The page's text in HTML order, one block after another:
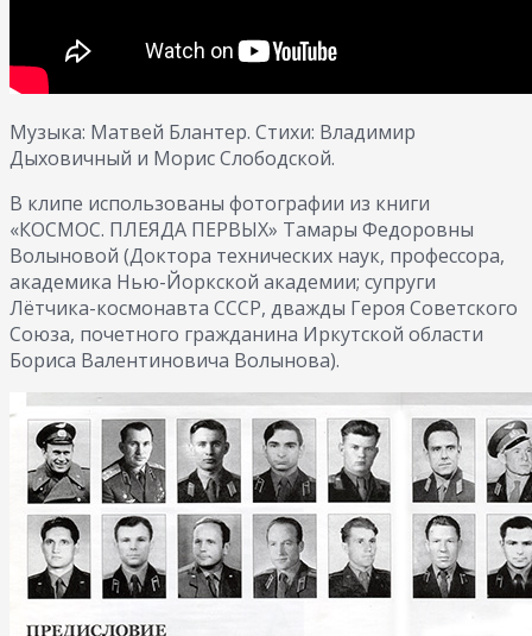
Музыка: Матвей Блантер. Стихи: Владимир
Дыховичный и Морис Слободской.
В клипе использованы фотографии из книги
«КОСМОС. ПЛЕЯДА ПЕРВЫХ» Тамары Федоровны
Волыновой (Доктора технических наук, профессора,
академика Нью-Йоркской академии; супруги
Лётчика-космонавта СССР, дважды Героя Советского
Союза, почетного гражданина Иркутской области
Бориса Валентиновича Волынова).